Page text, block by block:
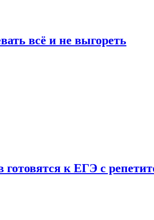
всё и не выгореть
к ЕГЭ с